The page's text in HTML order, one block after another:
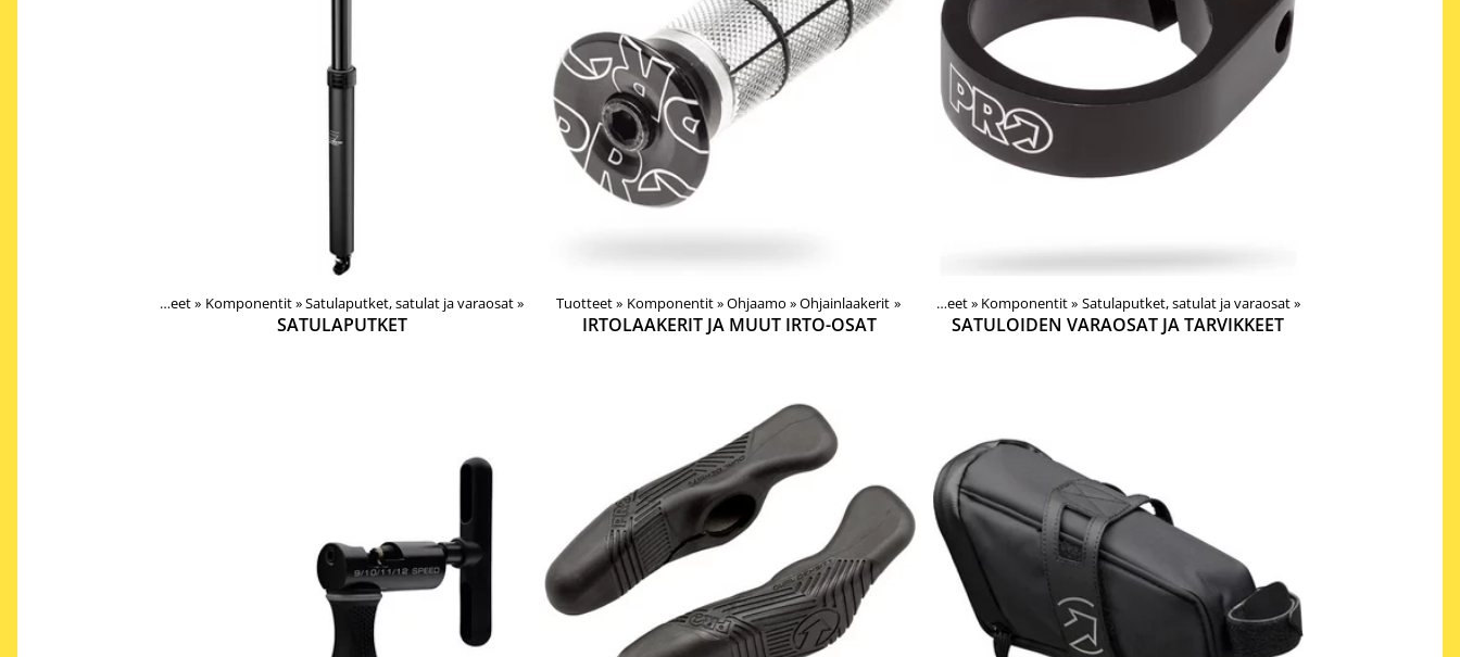
Tuotteet ‪» Komponentit‪»Satulaputket, satulat ja varaosat‪»
SATULAPUTKET
Tuotteet‪» Komponentit‪»Ohjaamo ‪»Ohjainlaakerit ‪»
IRTOLAAKERIT JA MUUT IRTO-OSAT
Tuotteet ‪» Komponentit‪» Satulaputket, satulat ja varaosat‪»
SATULOIDEN VARAOSAT JA TARVIKKEET